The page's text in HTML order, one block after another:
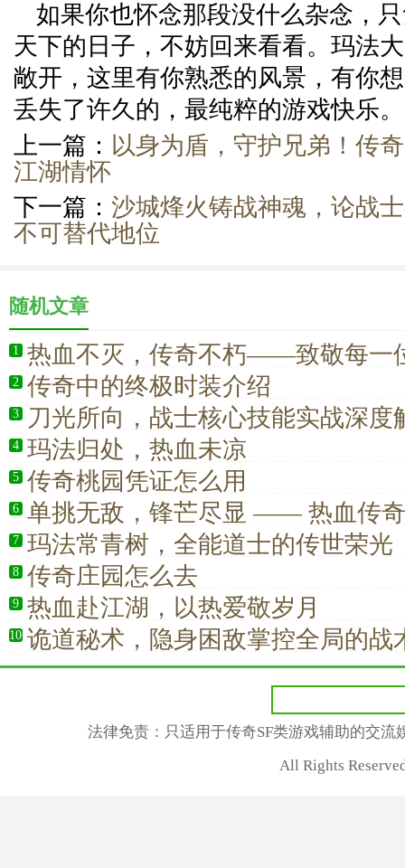
如果你也怀念那段没什么杂念，
天下的日子，不妨回来看看。玛法
敞开，这里有你熟悉的风景，有你
丢失了许久的，最纯粹的游戏快乐。
上一篇： 以身为盾，守护兄弟！传
江湖情怀
下一篇： 沙城烽火铸战神魂，论战
不可替代地位
随机文章
1 热血不灭，传奇不朽——致敬每一
2 传奇中的终极时装介绍
3 刀光所向，战士核心技能实战深度
4 玛法归处，热血未凉
5 传奇桃园凭证怎么用
6 单挑无敌，锋芒尽显 —— 热血传
王者之路
7 玛法常青树，全能道士的传世荣光
8 传奇庄园怎么去
9 热血赴江湖，以热爱敬岁月
10 诡道秘术，隐身困敌掌控全局的战
法律免责：只适用于传奇SF类游戏辅助的交
All Rights